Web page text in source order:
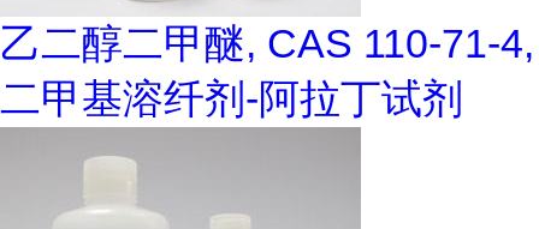
乙二醇二甲醚, CAS 110-71-4,
二甲基溶纤剂-阿拉丁试剂